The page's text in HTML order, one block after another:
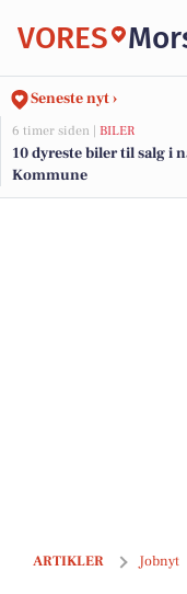
VORES
Seneste nyt ›
6 timer siden | BILER
10 dyreste biler til salg i
Kommune
ARTIKLER Jobnyt
CNC-specialist